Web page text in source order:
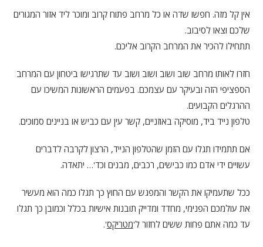
אין קל מזה. חפשו שדה או כל מרחב פתוח קרוב ומוכר ליד אזור המגורים
שלכם וצאו לסיבוב.
תתחילו להכיר את המרחב הקרוב אליכם.
חזרו לאותו מרחב שוב ושוב ושוב ושוב עד שתרגישו ביטחון עם המרחב
הספציפי הזה ובעיקר עם עצמכם. בפעמים הראשונות המשיכו עם
ההרגלים הקבועים.
טלפון נייד ביד, מוסיקה באוזניים, קשר עין עם כביש או בניינים סמוכים.
אם תתמידו תגלו עם הזמן שהטלפון הנייד, הרצון לקרבה לדברים
עשויים ידי אדם כמו כבישים, רכבים, מבנים וכד'… יתאדה.
ככל שתעמיקו את הקשר והמפגש עם החוץ כך תגלו כמה הוא מעשיר
את עולמכם הפנימי, מחדד ומדייק תובנות אישיות בכלל וכמובן כך תגלו
עד כמה אתם פחות ששים לחזור ל'מטריקס'.